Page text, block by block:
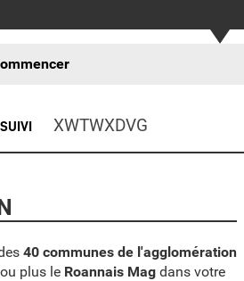
XWTWXDVG
(étape courante)
40 communes de l'agglomération
plus le Roannais Mag dans votre